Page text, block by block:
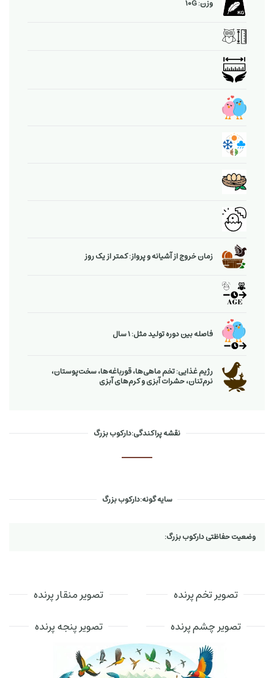
وزن: 10G
زمان خروج از آشیانه و پرواز: کمتر از یک روز
فاصله بین دوره تولید مثل: 1 سال
رژیم غذایی: تخم ماهی‌ها، قورباغه‌ها، سخت‌پوستان،
نرم‌تنان، حشرات آبزی و كرم‌های آبزی
نقشه پراکندگی:دارکوب بزرگ
سایه گونه:دارکوب بزرگ
وضعیت حفاظتی دارکوب بزرگ:
تصویر تخم پرنده
تصویر منقار پرنده
تصویر چشم پرنده
تصویر پنجه پرنده